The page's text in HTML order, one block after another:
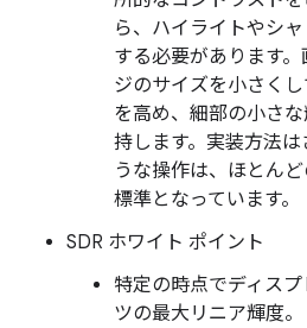
ら、ハイライトやシ
する必要があります
ジのサイズを小さく
を高め、細部の小さ
持します。実装方法
うな操作は、ほとん
標準となっています。
SDR ホワイト ポイント
特定の時点でディス
ツの最大リニア輝度。